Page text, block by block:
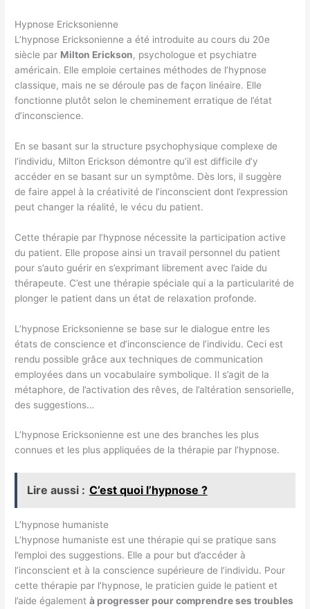
Hypnose Ericksonienne
L’hypnose Ericksonienne a été introduite au cours du 20e
siècle par Milton Erickson, psychologue et psychiatre
américain. Elle emploie certaines méthodes de l’hypnose
classique, mais ne se déroule pas de façon linéaire. Elle
fonctionne plutôt selon le cheminement erratique de l’état
d’inconscience.
En se basant sur la structure psychophysique complexe de
l’individu, Milton Erickson démontre qu’il est difficile d’y
accéder en se basant sur un symptôme. Dès lors, il suggère
de faire appel à la créativité de l’inconscient dont l’expression
peut changer la réalité, le vécu du patient.
Cette thérapie par l’hypnose nécessite la participation active
du patient. Elle propose ainsi un travail personnel du patient
pour s’auto guérir en s’exprimant librement avec l’aide du
thérapeute. C’est une thérapie spéciale qui a la particularité de
plonger le patient dans un état de relaxation profonde.
L’hypnose Ericksonienne se base sur le dialogue entre les
états de conscience et d’inconscience de l’individu. Ceci est
rendu possible grâce aux techniques de communication
employées dans un vocabulaire symbolique. Il s’agit de la
métaphore, de l’activation des rêves, de l’altération sensorielle,
des suggestions…
L’hypnose Ericksonienne est une des branches les plus
connues et les plus appliquées de la thérapie par l’hypnose.
Lire aussi : C’est quoi l’hypnose ?
L’hypnose humaniste
L’hypnose humaniste est une thérapie qui se pratique sans
l’emploi des suggestions. Elle a pour but d’accéder à
l’inconscient et à la conscience supérieure de l’individu. Pour
cette thérapie par l’hypnose, le praticien guide le patient et
l’aide égalementà progresser pour comprendre ses troubles